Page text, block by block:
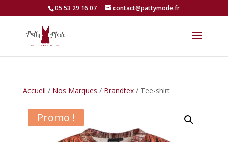
05 53 29 16 07 contact@pattymode.fr
Accueil / Nos Marques / Brandtex/ Tee-shirt
Promo !